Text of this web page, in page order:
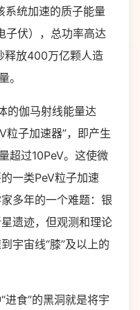
系统加速的质子能量
子伏），总功率高达
释放400万亿颗人造
。
伽马射线能量达
粒子加速器”，即产生
超过10PeV。这使微
一类PeV粒子加速
多年的一个难题：银
遗迹，但观测和理论
宇宙线“膝”及以上的
食”的黑洞就是将宇